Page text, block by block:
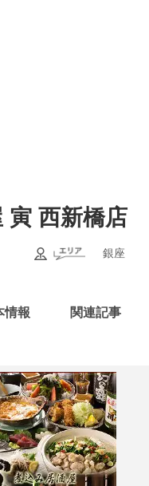
寅 西新橋店
銀座
情報 関連記事